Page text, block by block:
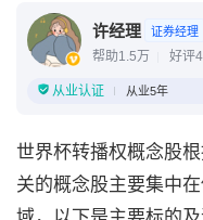
许经理 证券经理
帮助1.5万 好评
从业认证 从业5年
世界杯转播权概念股
关的概念股主要集中